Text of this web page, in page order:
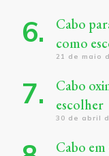
Cabo
como
21 de maio
Cabo
escolher
30 de abril
Cabo